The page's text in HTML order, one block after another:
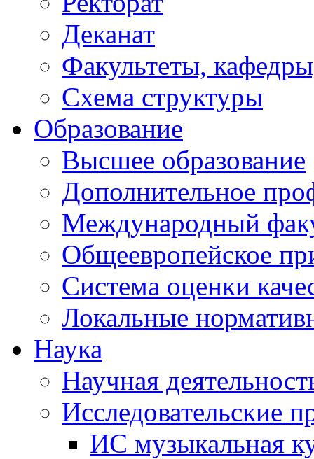
Деканат
Факультеты,
Схема структуры
Образование
Высшее образование
Дополнительное
Международный
Общеевропейское
Система оценки
Локальные
Наука
Научная
Исследовательские
ИС музыкальная